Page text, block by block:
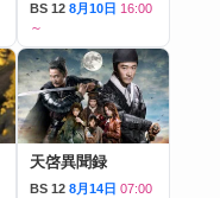
BS 12 8月10日 16:00
～
天啓異聞録
BS 12 8月14日 07:00